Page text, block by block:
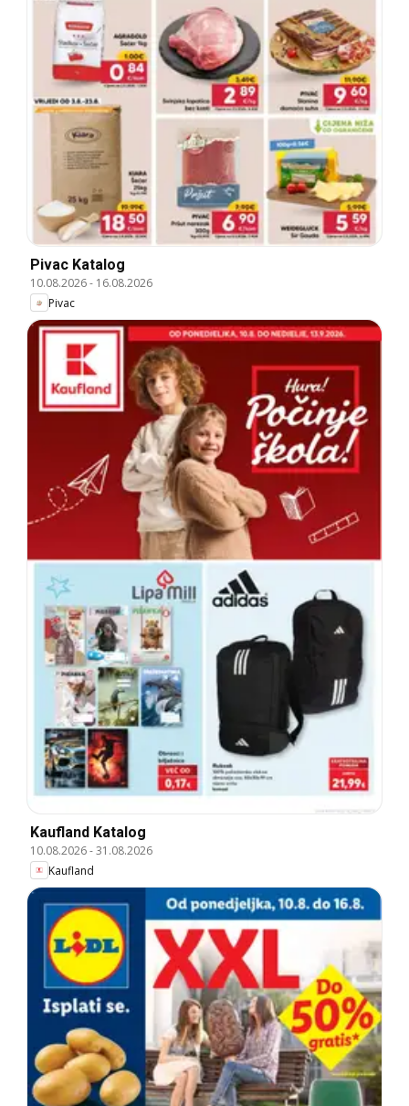
Pivac Katalog
10.08.2026- 16.08.2026
Pivac
Kaufland Katalog
10.08.2026-31.08.2026
Kaufland